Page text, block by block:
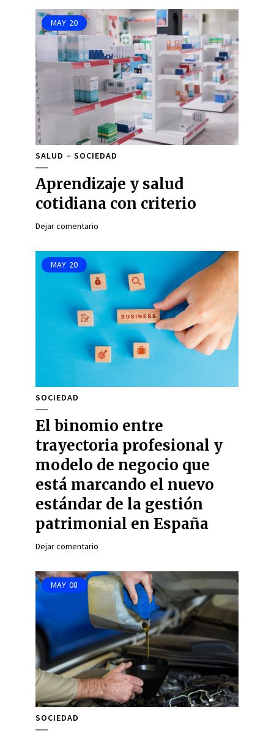
MAY 20
SALUD SOCIEDAD
Aprendizaje y salud
cotidiana con criterio
Dejar comentario
MAY 20
SOCIEDAD
El binomio entre
trayectoria profesional y
modelo de negocio que
está marcando el nuevo
estándar de la gestión
patrimonial en España
Dejar comentario
MAY 08
SOCIEDAD